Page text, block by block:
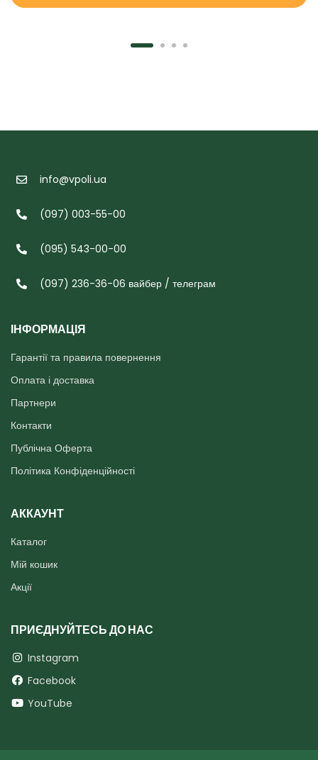
info@vpoli.ua
(097) 003-55-00
(095) 543-00-00
(097) 236-36-06 вайбер / телеграм
ІНФОРМАЦІЯ
Гарантії та правила повернення
Оплата і доставка
Партнери
Контакти
Публічна Оферта
Політика Конфіденційності
АККАУНТ
Каталог
Мій кошик
Акції
ПРИЄДНУЙТЕСЬ ДО НАС
Instagram
Facebook
YouTube